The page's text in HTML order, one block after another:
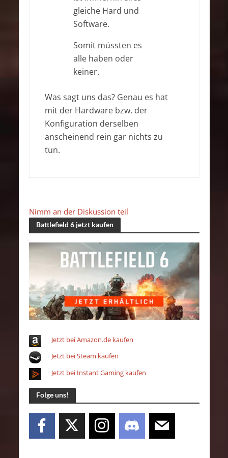
gleiche Hard und
Software.
Somit müssten es
alle haben oder
keiner.
Was sagt uns das? Genau es hat
mit der Hardware bzw. der
Konfiguration derselben
anscheinend rein gar nichts zu
tun.
Nimm an der Diskussion teil
Battlefield 6 jetzt kaufen
Jetzt bei Amazon.de kaufen
Jetzt bei Steam kaufen
Jetzt bei Instant Gaming kaufen
Folge uns!